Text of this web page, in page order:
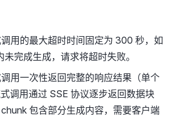
调用的最大超时时间固定为 300 秒，如
完成生成，请求将超时失败。
用一次性返回完整的响应结果（单个
调用通过 SSE 协议逐步返回数据块
chunk 包含部分生成内容，需要客户端